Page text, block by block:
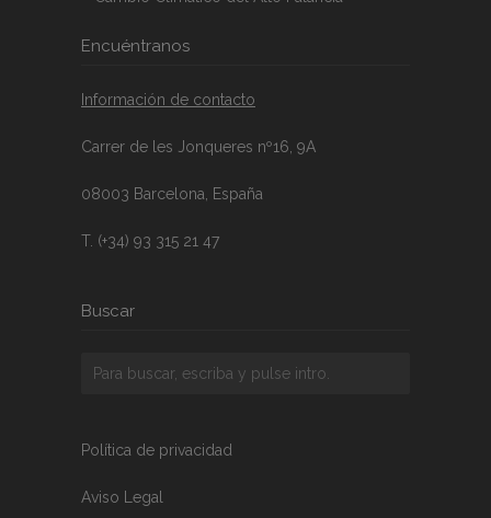
Encuéntranos
Información de contacto
Carrer de les Jonqueres nº16, 9A
08003 Barcelona, España
T. (+34) 93 315 21 47
Buscar
Política de privacidad
Aviso Legal